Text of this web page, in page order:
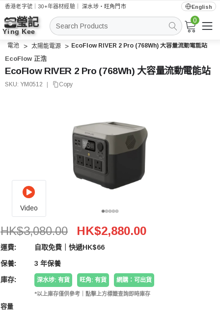
香港老字號｜30+年器材經驗｜深水埗・旺角門市 English
搜
索
0
電池 太陽能電源 EcoFlow RIVER 2 Pro (768Wh) 大容量流動電能站
EcoFlow 正浩
EcoFlow RIVER 2 Pro (768Wh) 大容量流動電能站
SKU: YM0512 Copy
Video
EcoFlow RIVER 2 Pro (768Wh) 大容量流動電能站
HK$3,080.00 HK$2,880.00
運費: 自取免費｜快遞HK$66
保養: 3 年保養
庫存: 深水埗: 有貨 旺角: 有貨 網購：可出貨
*以上庫存僅供參考｜點擊上方標籤查詢即時庫存
容量